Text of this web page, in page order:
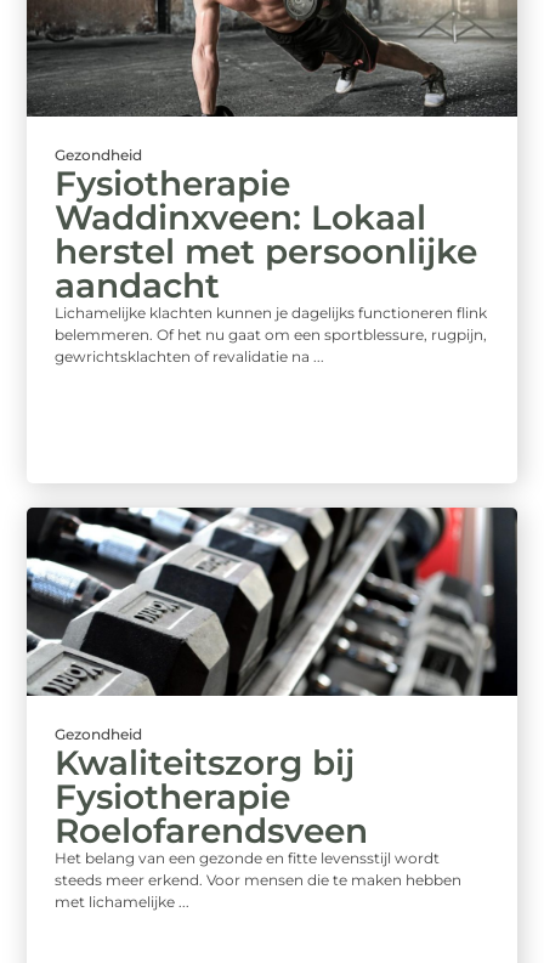
Gezondheid
Fysiotherapie
Waddinxveen: Lokaal
herstel met persoonlijke
aandacht
Lichamelijke klachten kunnen je dagelijks functioneren flink
belemmeren. Of het nu gaat om een sportblessure, rugpijn,
gewrichtsklachten of revalidatie na ...
Gezondheid
Kwaliteitszorg bij
Fysiotherapie
Roelofarendsveen
Het belang van een gezonde en fitte levensstijl wordt
steeds meer erkend. Voor mensen die te maken hebben
met lichamelijke ...